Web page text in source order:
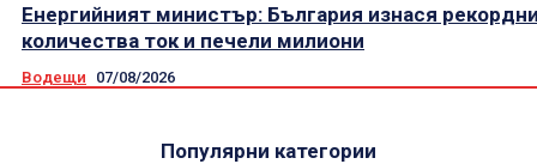
Енергийният министър: България изнася
количества ток и печели милиони
Водещи 07/08/2026
Популярни категории